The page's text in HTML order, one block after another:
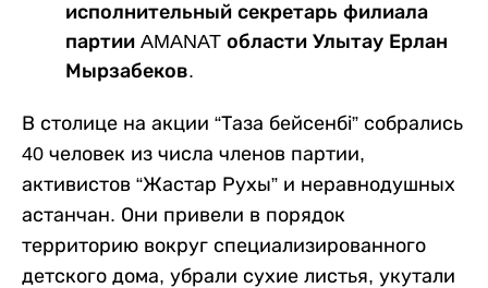
исполнительный секретарь филиала
партии AMANAT области Улытау Ерлан
Мырзабеков.
В столице на акции “Таза бейсенбі” собрались
40 человек из числа членов партии,
активистов “Жастар Рухы” и неравнодушных
астанчан. Они привели в порядок
территорию вокруг специализированного
детского дома, убрали сухие листья, укутали